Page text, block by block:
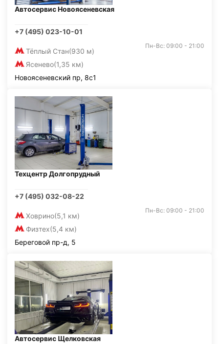
Автосервис Новоясеневская
+7 (495) 023-10-01
Тёплый Стан(930 м)
Ясенево(1,35 км)
Пн-Вс: 09:00 - 21:00
Новоясеневский пр, 8с1
Техцентр Долгопрудный
+7 (495) 032-08-22
Ховрино(5,1 км)
Физтех(5,4 км)
Пн-Вс: 09:00 - 21:00
Береговой пр-д, 5
Автосервис Щелковская